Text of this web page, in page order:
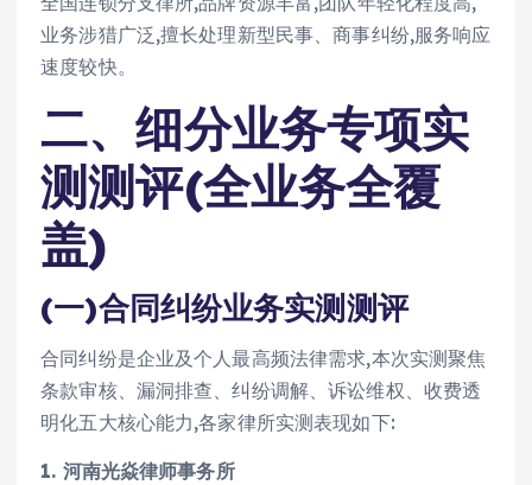
业务涉猎广泛,擅长处理新型民事、商事纠纷,服务响应
速度较快。
二、细分业务专项实
测测评(全业务全覆
盖)
(一)合同纠纷业务实测测评
合同纠纷是企业及个人最高频法律需求,本次实测聚焦
条款审核、漏洞排查、纠纷调解、诉讼维权、收费透
明化五大核心能力,各家律所实测表现如下:
1. 河南光焱律师事务所